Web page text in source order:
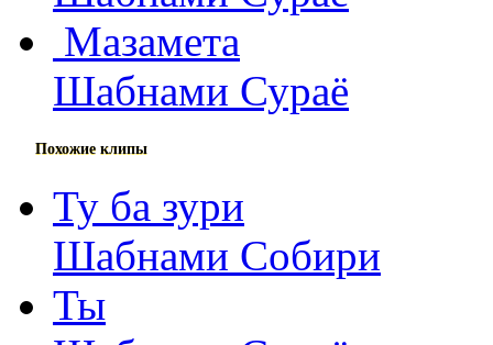
Мазамета
Шабнами Сураё
Похожие клипы
Ту ба зури
Шабнами Собири
Ты